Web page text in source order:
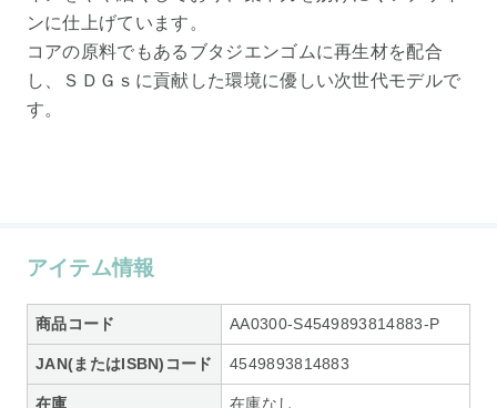
ンに仕上げています。
コアの原料でもあるブタジエンゴムに再生材を配合
し、ＳＤＧｓに貢献した環境に優しい次世代モデルで
す。
アイテム情報
商品コード AA0300-S4549893814883-P
JAN(またはISBN)コード 4549893814883
在庫 在庫なし